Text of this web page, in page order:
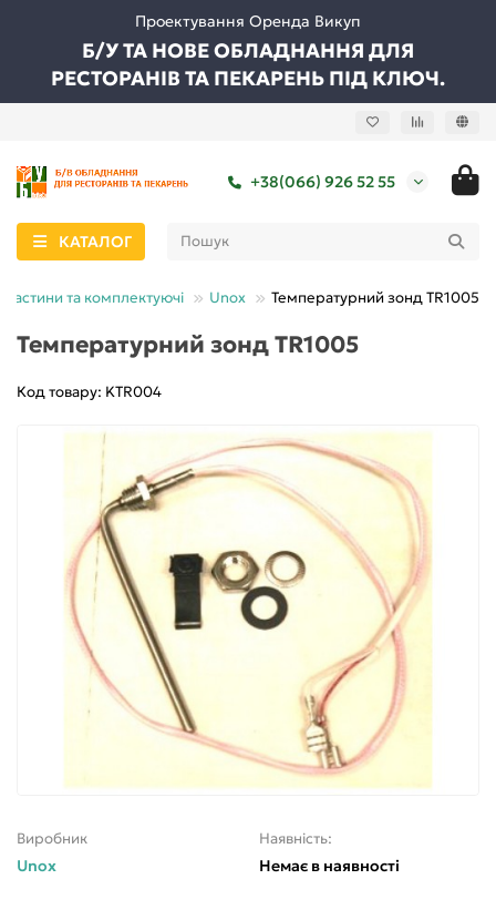
Проектування Оренда Викуп
Б/У ТА НОВЕ ОБЛАДНАННЯ ДЛЯ
РЕСТОРАНІВ ТА ПЕКАРЕНЬ ПІД КЛЮЧ.
+38(066) 926 52 55
КАТАЛОГ
та комплектуючі Unox Температурний зонд TR1005
Температурний зонд TR1005
Код товару: KTR004
Виробник
Unox
Наявність:
Немає в наявності